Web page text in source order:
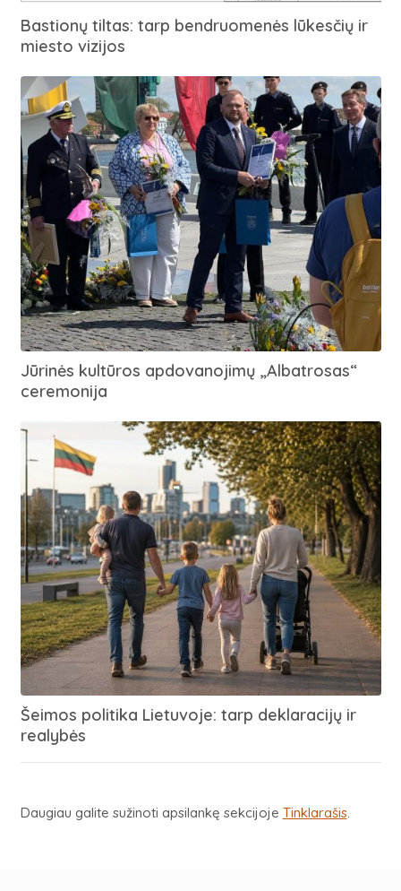
Bastionų tiltas: tarp bendruomenės lūkesčių ir
miesto vizijos
Jūrinės kultūros apdovanojimų „Albatrosas“
ceremonija
Šeimos politika Lietuvoje: tarp deklaracijų ir
realybės
Daugiau galite sužinoti apsilankę sekcijoje Tinklarašis.